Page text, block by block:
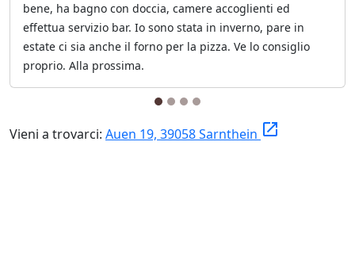
bene, ha bagno con doccia, camere accoglienti ed
effettua servizio bar. Io sono stata in inverno, pare in
estate ci sia anche il forno per la pizza. Ve lo consiglio
proprio. Alla prossima.
Vieni a trovarci: Auen 19, 39058 Sarnthein launch